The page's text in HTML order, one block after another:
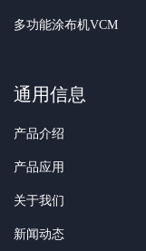
多功能涂布机VCM
通用信息
产品介绍
产品应用
关于我们
新闻动态